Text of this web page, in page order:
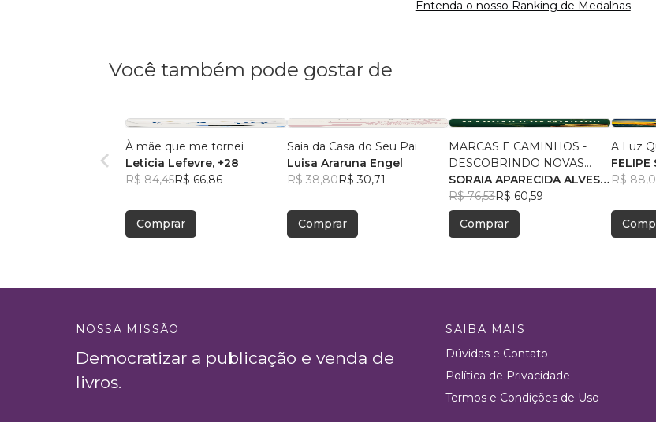
Entenda o nosso Ranking de Medalhas
Você também pode gostar de
À mãe que me tornei
Leticia Lefevre, +28
R$ 84,45R$ 66,86
Comprar
Saia da Casa do Seu Pai
Luisa Araruna Engel
R$ 38,80R$ 30,71
Comprar
MARCAS E CAMINHOS -
DESCOBRINDO NOVAS
HISTÓRIAS
SORAIA APARECIDA ALVES
PEREIRA
R$ 76,53R$ 60,59
Comprar
A Luz
FELIPE
R$
NOSSA MISSÃO
Democratizar a publicação e venda de
livros.
SAIBA MAIS
Dúvidas e Contato
Política de Privacidade
Termos e Condições de Uso